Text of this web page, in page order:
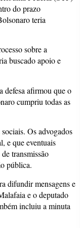
do prazo
teria
sobre a
buscado apoio e
defesa afirmou que o
cumpriu todas as
Os advogados
e que eventuais
transmissão
pública.
difundir mensagens e
e o deputado
incluiu a minuta